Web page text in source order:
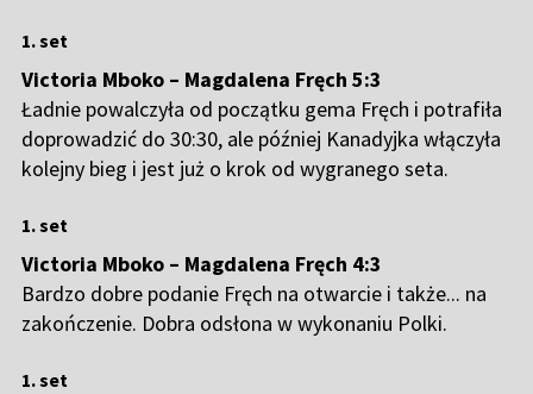
1. set
Victoria Mboko – Magdalena Fręch 5:3
Ładnie powalczyła od początku gema Fręch i potrafiła
doprowadzić do 30:30, ale później Kanadyjka włączyła
kolejny bieg i jest już o krok od wygranego seta.
1. set
Victoria Mboko – Magdalena Fręch 4:3
Bardzo dobre podanie Fręch na otwarcie i także... na
zakończenie. Dobra odsłona w wykonaniu Polki.
1. set